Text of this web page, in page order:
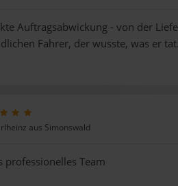
Auftragsabwickung - von der
Fahrer, der wusste, was er
aus Simonswald
professionelles Team